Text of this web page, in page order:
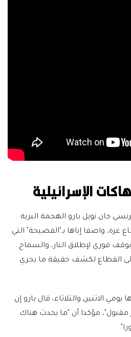
الإسرائيلية
جان نويل بارو الهجمة البرية
غزة، واصفا إياها بـ"الفضيحة" التي
فوري لإطلاق النار، والسماح
إلى القطاع لكشف حقيقة ما يجري
الاثنين والثلاثاء، قال بارو إن
مقبول"، مؤكدا أن "ما يحدث هناك